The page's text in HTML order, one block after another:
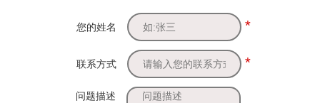
您的姓名 *
联系方式 *
问题描述